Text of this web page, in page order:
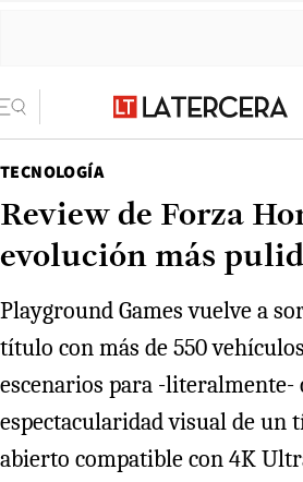
TECNOLOGÍA
Review de Forza
evolución más
Playground Games vuelve a
título con más de 550
escenarios para -literalmente-
espectacularidad visual de un
abierto compatible con 4K